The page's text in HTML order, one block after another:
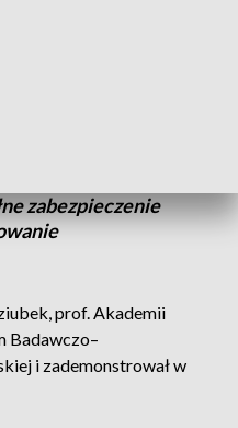
zabezpieczenie
prof. Akademii
Badawczo–
i zademonstrował w